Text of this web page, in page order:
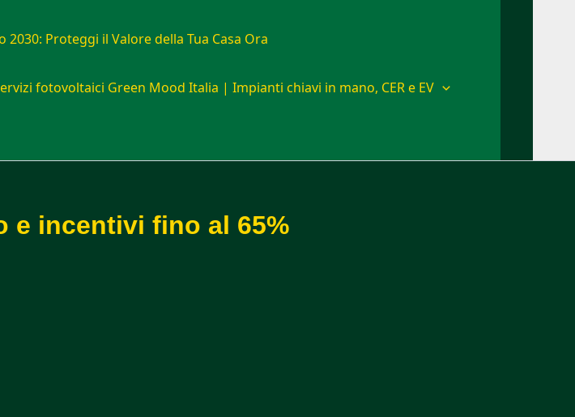
2030: Proteggi il Valore della Tua Casa Ora
fotovoltaici Green Mood Italia | Impianti chiavi in mano, CER e EV
e incentivi fino al 65%